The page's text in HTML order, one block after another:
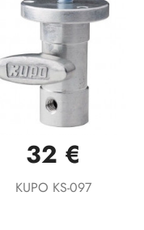
32 €
KUPO KS-097